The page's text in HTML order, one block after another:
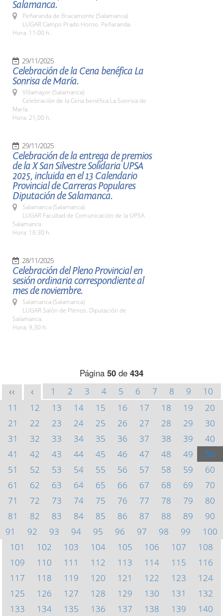
Salamanca.
Peñaranda de Bracamonte (Salamanca)
LUGAR Campo Prado Horno. Peñaranda.
Hora: 11:00 h.
29/11/2025
Celebración de la Cena benéfica La
Sonrisa de María.
Villamayor (Salamanca)
Celebración de la Cena benéfica La Sonrisa de
María.
Hora: 21,00 h.
29/11/2025
Celebración de la entrega de premios
de la X San Silvestre Solidaria UPSA
2025, incluida en el 13 Calendario
Provincial de Carreras Populares
Diputación de Salamanca.
Salamanca (Salamanca)
LUGAR Facultad de Comunicación de la UPSA.
Salamanca
Hora: 16:30 h.
28/11/2025
Celebración del Pleno Provincial en
sesión ordinaria correspondiente al
mes de noviembre.
Salamanca (Salamanca)
LUGAR Salón de Plenos. Diputación de
Salamanca.
Hora: 9,30 h.
Página 50 de 434
<< < 1 2 3 4 5 6 7 8 9
10
11
12 13 14 15 16 17 18 19
20
21
22 23 24 25 26 27 28 29
30
31
32 33 34 35 36 37 38 39
40
41
42 43 44 45 46 47 48 49
50
51
52 53 54 55 56 57 58 59
60
61
62 63 64 65 66 67 68 69
70
71
72 73 74 75 76 77 78 79
80
81
82 83 84 85 86 87 88 89
90
91
92 93 94 95 96 97 98 99
100
101
102 103 104 105 106 107
108
109
110 111 112 113 114 115
116
117
118 119 120 121 122 123
124
125
126 127 128 129 130 131
132
133
134 135 136 137 138 139
140